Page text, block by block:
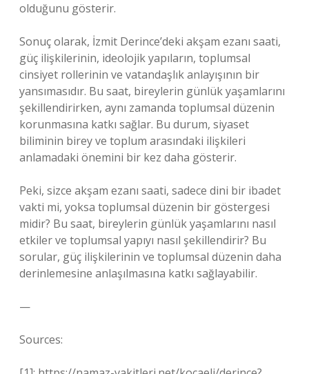
olduğunu gösterir.
Sonuç olarak, İzmit Derince’deki akşam ezanı saati,
güç ilişkilerinin, ideolojik yapıların, toplumsal
cinsiyet rollerinin ve vatandaşlık anlayışının bir
yansımasıdır. Bu saat, bireylerin günlük yaşamlarını
şekillendirirken, aynı zamanda toplumsal düzenin
korunmasına katkı sağlar. Bu durum, siyaset
biliminin birey ve toplum arasındaki ilişkileri
anlamadaki önemini bir kez daha gösterir.
Peki, sizce akşam ezanı saati, sadece dini bir ibadet
vakti mi, yoksa toplumsal düzenin bir göstergesi
midir? Bu saat, bireylerin günlük yaşamlarını nasıl
etkiler ve toplumsal yapıyı nasıl şekillendirir? Bu
sorular, güç ilişkilerinin ve toplumsal düzenin daha
derinlemesine anlaşılmasına katkı sağlayabilir.
—
Sources: